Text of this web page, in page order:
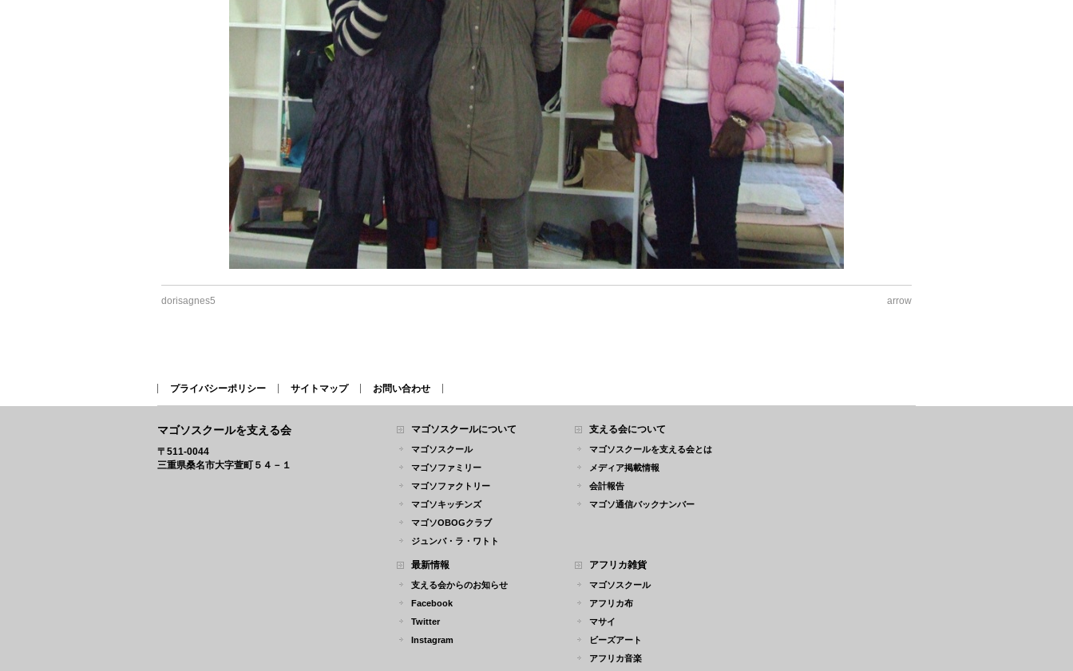
dorisagnes5 arrow
プライバシーポリシー サイトマップ お問い合わせ
マゴソスクールを支える会
〒511-0044
三重県桑名市大字萱町５４－１
マゴソスクールについて
マゴソスクール
マゴソファミリー
マゴソファクトリー
マゴソキッチンズ
マゴソOBOGクラブ
ジュンバ・ラ・ワトト
支える会について
マゴソスクールを支える会とは
メディア掲載情報
会計報告
マゴソ通信バックナンバー
最新情報
支える会からのお知らせ
Facebook
Twitter
Instagram
アフリカ雑貨
マゴソスクール
アフリカ布
マサイ
ビーズアート
アフリカ音楽